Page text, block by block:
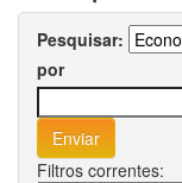
Pesquisar:
por
Filtros correntes: